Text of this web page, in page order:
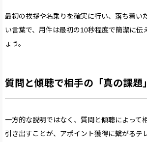
最初の挨拶や名乗りを確実に行い、落ち着い
い言葉で、用件は最初の10秒程度で簡潔に伝
ょう。
質問と傾聴で相手の「真の課題
一方的な説明ではなく、質問と傾聴によって
引き出すことが、アポイント獲得に繋がるテ